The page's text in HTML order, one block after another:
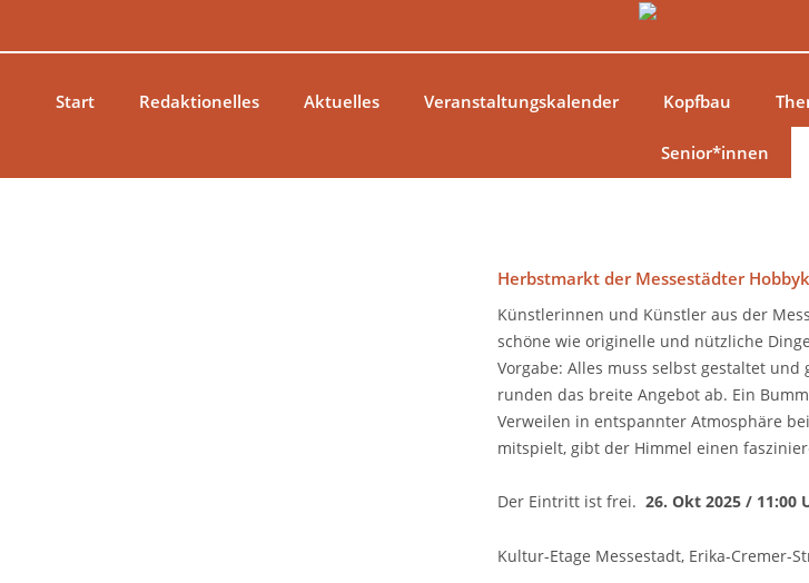
Start
Redaktionelles Aktuelles Veranstaltungskalender Kopfbau
Senior*innen
Herbstmarkt der Messestädter
Künstlerinnen und Künstler aus der
schöne wie originelle und nützliche
Vorgabe: Alles muss selbst gestaltet
runden das breite Angebot ab. Ein
Verweilen in entspannter Atmosphäre
mitspielt, gibt der Himmel einen
Der Eintritt ist frei. 26. Okt 2025 / 11:00
Kultur-Etage Messestadt, Erika-Cremer-